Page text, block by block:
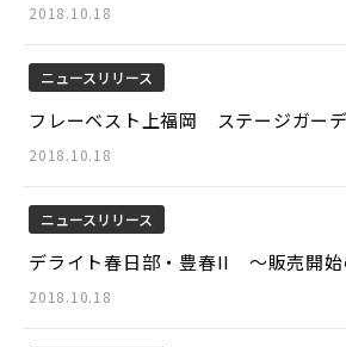
2018.10.18
ニュースリリース
フレーベスト上福岡 ステージガーデ
2018.10.18
ニュースリリース
デライト春日部・豊春II ～販売開始
2018.10.18